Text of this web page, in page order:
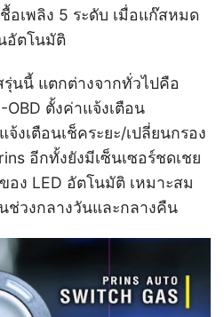
เพลิง 5 ระดับ เมื่อแก๊สหมด
อัตโนมัติ
นนี้ แตกต่างจากทั่วไปคือ
ตั้งค่าแจ้งเตือน
งเตือนเช็คระยะ/เปลี่ยนกรอง
อีกทั้งยังมีเซ็นเซอร์ชดเชย
ง LED อัตโนมัติ เหมาะสม
ช่วงกลางวันและกลางคืน